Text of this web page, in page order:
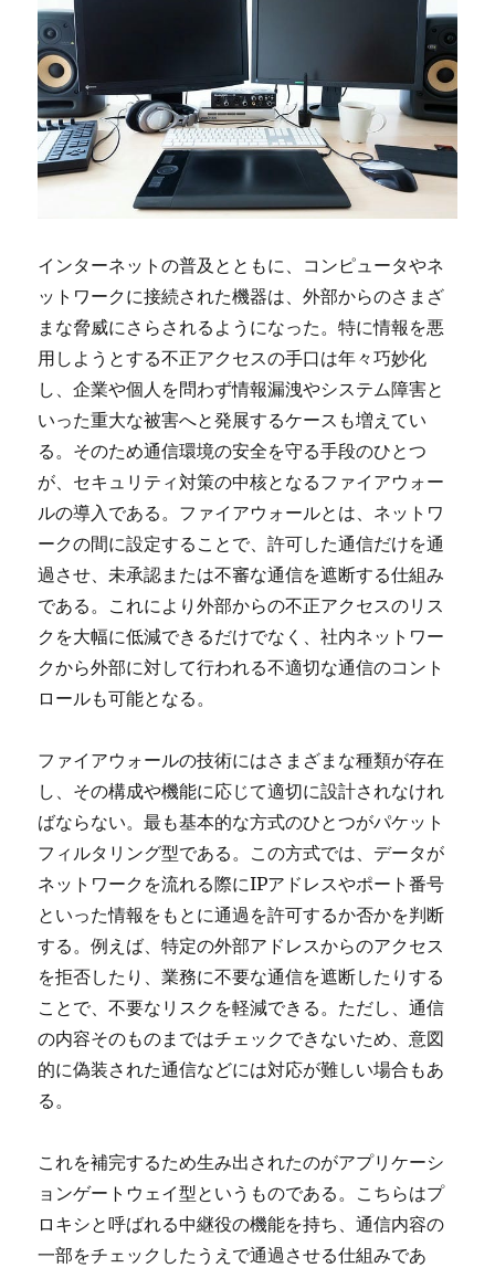
インターネットの普及とともに、コンピュータやネ
ットワークに接続された機器は、外部からのさまざ
まな脅威にさらされるようになった。特に情報を悪
用しようとする不正アクセスの手口は年々巧妙化
し、企業や個人を問わず情報漏洩やシステム障害と
いった重大な被害へと発展するケースも増えてい
る。そのため通信環境の安全を守る手段のひとつ
が、セキュリティ対策の中核となるファイアウォー
ルの導入である。ファイアウォールとは、ネットワ
ークの間に設定することで、許可した通信だけを通
過させ、未承認または不審な通信を遮断する仕組み
である。これにより外部からの不正アクセスのリス
クを大幅に低減できるだけでなく、社内ネットワー
クから外部に対して行われる不適切な通信のコント
ロールも可能となる。
ファイアウォールの技術にはさまざまな種類が存在
し、その構成や機能に応じて適切に設計されなけれ
ばならない。最も基本的な方式のひとつがパケット
フィルタリング型である。この方式では、データが
ネットワークを流れる際にIPアドレスやポート番号
といった情報をもとに通過を許可するか否かを判断
する。例えば、特定の外部アドレスからのアクセス
を拒否したり、業務に不要な通信を遮断したりする
ことで、不要なリスクを軽減できる。ただし、通信
の内容そのものまではチェックできないため、意図
的に偽装された通信などには対応が難しい場合もあ
る。
これを補完するため生み出されたのがアプリケーシ
ョンゲートウェイ型というものである。こちらはプ
ロキシと呼ばれる中継役の機能を持ち、通信内容の
一部をチェックしたうえで通過させる仕組みであ